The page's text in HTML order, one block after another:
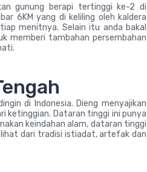
gunung berapi tertinggi ke-2 di
6KM yang di keliling oleh kaldera
menitnya. Selain itu anda bakal
memberi tambahan persembahan
di Indonesia. Dieng menyajikan
ketinggian. Dataran tinggi ini punya
keindahan alam, dataran tinggi
dari tradisi istiadat, artefak dan